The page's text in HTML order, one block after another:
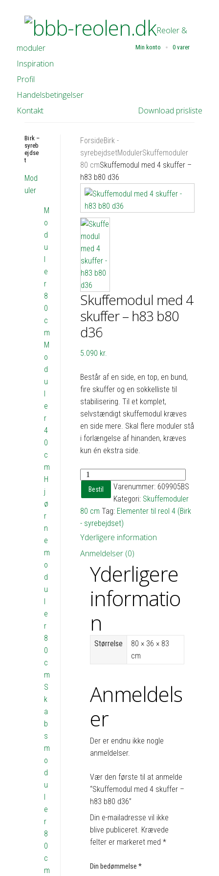
Min konto 0 varer
Reoler &
moduler
Inspiration
Profil
Handelsbetingelser
Download prisliste
Kontakt
ForsideBirk -
syrebejdsetModulerSkuffemoduler
80 cmSkuffemodul med 4 skuffer –
h83 b80 d36
Skuffemodul med 4
skuffer – h83 b80
d36
5.090 kr.
Består af en side, en top, en bund,
fire skuffer og en sokkelliste til
stabilisering. Til et komplet,
selvstændigt skuffemodul kræves
en side mere. Skal flere moduler stå
i forlængelse af hinanden, kræves
kun én ekstra side.
Skuffemodul
med
4
skuffer
h83
d36
antal
Bestil Varenummer: 609905BS
Kategori: Skuffemoduler
80 cm Tag: Elementer til reol 4 (Birk
- syrebejdset)
Yderligere information
Anmeldelser (0)
Yderligere
informatio
n
Størrelse
80 × 36 × 83
cm
Anmeldels
er
Der er endnu ikke nogle
anmeldelser.
Vær den første til at anmelde
“Skuffemodul med 4 skuffer –
h83 b80 d36”
Din e-mailadresse vil ikke
blive publiceret. Krævede
felter er markeret med*
Din bedømmelse*
Birk –
syreb
ejdse
t
Mod
uler
M
o
d
u
l
e
r
8
0
c
m
M
o
d
u
l
e
r
4
0
c
m
H
j
ø
r
n
e
m
o
d
u
l
e
r
8
0
c
m
S
k
a
b
s
m
o
d
u
l
e
r
8
0
c
m